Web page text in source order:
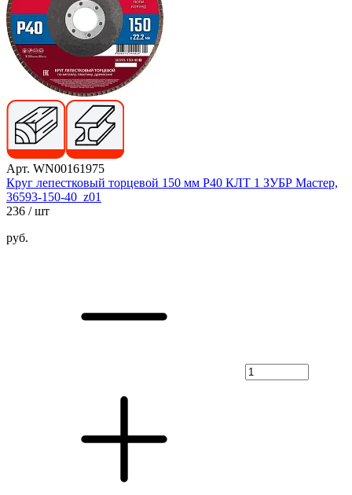
Арт. WN00161975
Круг лепестковый торцевой 150 мм Р40 КЛТ 1 ЗУБР Мастер,
36593-150-40_z01
236 / шт
руб.